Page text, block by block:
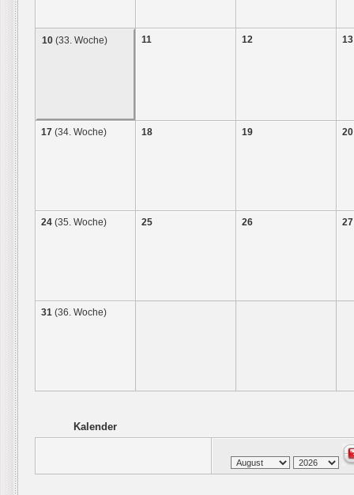
10 (33. Woche) 11 12 13
17 (34. Woche) 18 19 20
24 (35. Woche) 25 26 27
31 (36. Woche)
Kalender